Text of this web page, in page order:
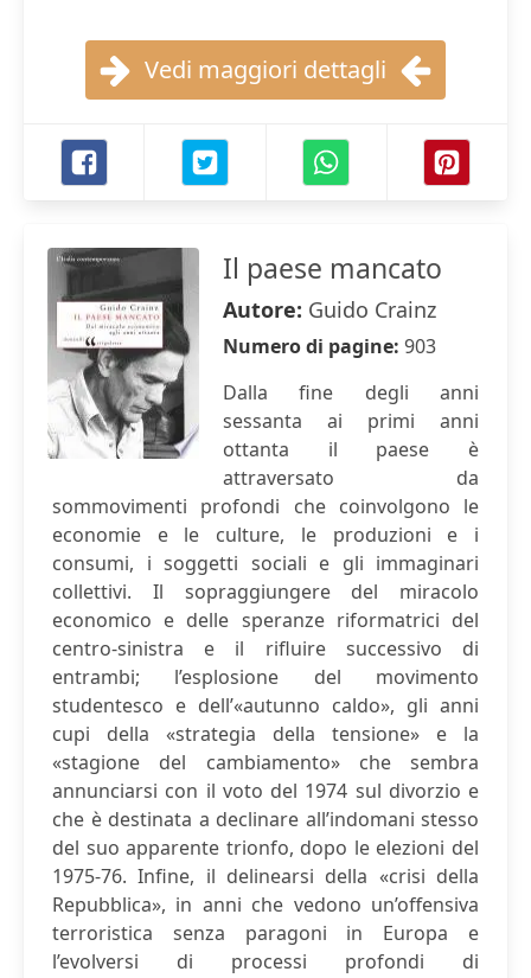
Vedi maggiori dettagli
Il paese mancato
Autore: Guido Crainz
Numero di pagine: 903
Dalla fine degli anni
sessanta ai primi anni
ottanta il paese è
attraversato da
sommovimenti profondi che coinvolgono le
economie e le culture, le produzioni e i
consumi, i soggetti sociali e gli immaginari
collettivi. Il sopraggiungere del miracolo
economico e delle speranze riformatrici del
centro-sinistra e il rifluire successivo di
entrambi; l’esplosione del movimento
studentesco e dell’«autunno caldo», gli anni
cupi della «strategia della tensione» e la
«stagione del cambiamento» che sembra
annunciarsi con il voto del 1974 sul divorzio e
che è destinata a declinare all’indomani stesso
del suo apparente trionfo, dopo le elezioni del
1975-76. Infine, il delinearsi della «crisi della
Repubblica», in anni che vedono un’offensiva
terroristica senza paragoni in Europa e
l’evolversi di processi profondi di